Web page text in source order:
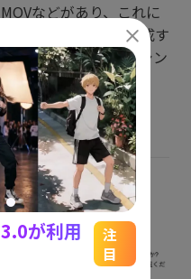
などがあり、これに
可能なファイルを生成す
直感的に操作できるシン
な利点です。
が利用
注
目
アイ